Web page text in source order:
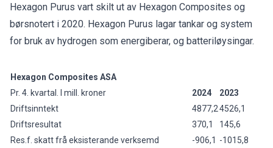
Hexagon Purus vart skilt ut av Hexagon Composites og
børsnotert i 2020. Hexagon Purus lagar tankar og system
for bruk av hydrogen som energiberar, og batteriløysingar.
Hexagon Composites ASA
Pr. 4. kvartal. I mill. kroner
2024
2023
Driftsinntekt
4877,24526,1
Driftsresultat
370,1
145,6
Res.f. skatt frå eksisterande verksemd
-906,1 -1015,8